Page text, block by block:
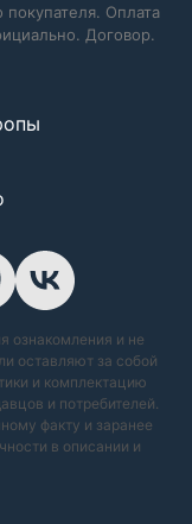
Оплата
Договор.
ознакомления и не
оставляют за собой
и комплектацию
и потребителей.
факту и заранее
в описании и